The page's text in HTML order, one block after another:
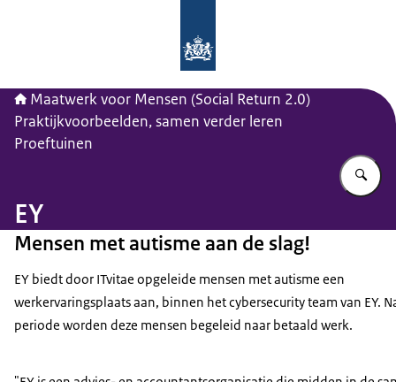
Maatwerk voor Mensen (Social Return 2.0)
Praktijkvoorbeelden, samen verder leren
Proeftuinen
EY
Mensen met autisme aan de slag!
EY biedt door ITvitae opgeleide mensen met autisme een
werkervaringsplaats aan, binnen het cybersecurity team van EY.
periode worden deze mensen begeleid naar betaald werk.